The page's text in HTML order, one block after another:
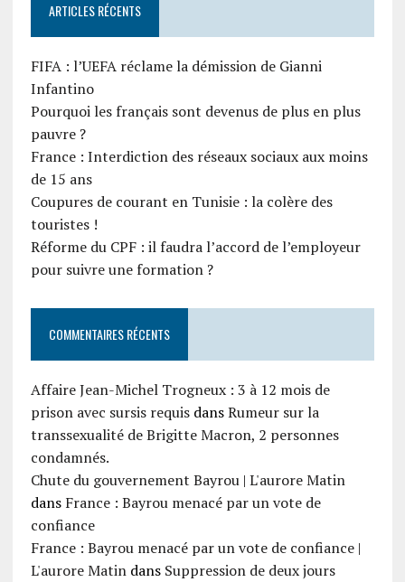
ARTICLES RÉCENTS
FIFA : l’UEFA réclame la démission de Gianni
Infantino
Pourquoi les français sont devenus de plus en plus
pauvre ?
France : Interdiction des réseaux sociaux aux moins
de 15 ans
Coupures de courant en Tunisie : la colère des
touristes !
Réforme du CPF : il faudra l’accord de l’employeur
pour suivre une formation ?
COMMENTAIRES RÉCENTS
Affaire Jean-Michel Trogneux : 3 à 12 mois de
prison avec sursis requisdansRumeur sur la
transsexualité de Brigitte Macron, 2 personnes
condamnés.
Chute du gouvernement Bayrou | L'aurore Matin
dans France : Bayrou menacé par un vote de
confiance
France : Bayrou menacé par un vote de confiance |
L'aurore Matindans Suppression de deux jours